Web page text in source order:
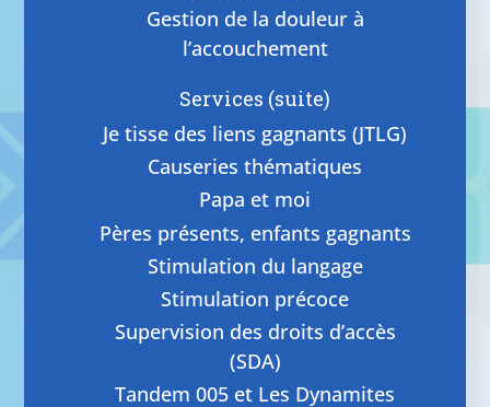
Gestion de la douleur à
l’accouchement
Services (suite)
Je tisse des liens gagnants (JTLG)
Causeries thématiques
Papa et moi
Pères présents, enfants gagnants
Stimulation du langage
Stimulation précoce
Supervision des droits d’accès
(SDA)
Tandem 005 et Les Dynamites